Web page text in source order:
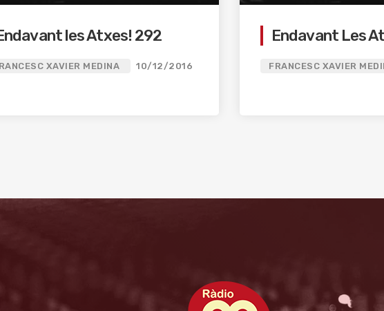
les Atxes! 292
XAVIER MEDINA 10/12/2016
Endavant Les
FRANCESC XAVIER